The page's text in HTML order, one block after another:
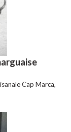
Cap Marca,